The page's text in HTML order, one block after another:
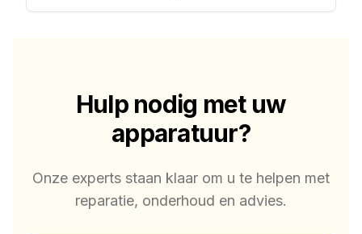
Hulp nodig met uw
apparatuur?
Onze experts staan klaar om u te helpen met
reparatie, onderhoud en advies.